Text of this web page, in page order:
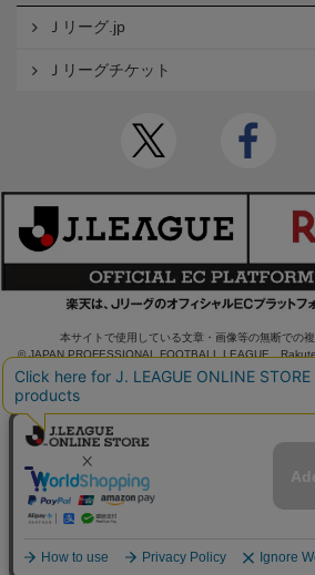
Ｊリーグ.jp
Ｊリーグチケット
本サイトで使用している文章・画像等の無断での
© JAPAN PROFESSIONAL FOOTBALL LEAGUE
SERVED.